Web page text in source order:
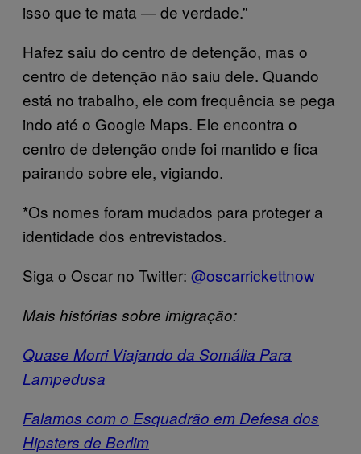
isso que te mata — de verdade.”
Hafez saiu do centro de detenção, mas o
centro de detenção não saiu dele. Quando
está no trabalho, ele com frequência se pega
indo até o Google Maps. Ele encontra o
centro de detenção onde foi mantido e fica
pairando sobre ele, vigiando.
*Os nomes foram mudados para proteger a
identidade dos entrevistados.
Siga o Oscar no Twitter: @oscarrickettnow
Mais histórias sobre imigração:
Quase Morri Viajando da Somália Para
Lampedusa
Falamos com o Esquadrão em Defesa dos
Hipsters de Berlim